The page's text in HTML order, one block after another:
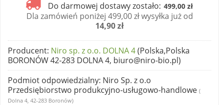
Do darmowej dostawy zostało: 499,00 zł
Dla zamówień poniżej 499,00 zł wysyłka już od
14,90 zł
Producent: Niro sp. z o.o. DOLNA 4(Polska,Polska
BORONÓW 42-283 DOLNA 4, biuro@niro-bio.pl)
Podmiot odpowiedzialny: Niro Sp. z o.o
Przedsiębiorstwo produkcyjno-usługowo-handlowe (
Dolna 4, 42-283 Boronów)